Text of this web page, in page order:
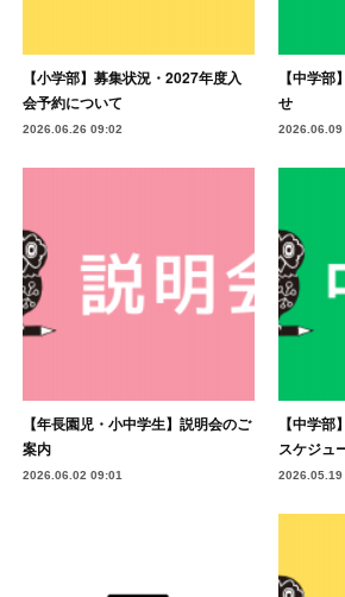
【小学部】募集状況・2027年度入
会予約について
2026.06.26 09:02
【中学
せ
2026.06.09
【年長園児・小中学生】説明会のご
案内
2026.06.02 09:01
【中学
スケジュ
2026.05.19